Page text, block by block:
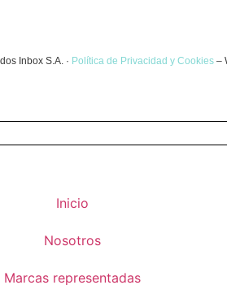
Inbox S.A. · Política de Privacidad y Cookies–
Inicio
Nosotros
Marcas representadas